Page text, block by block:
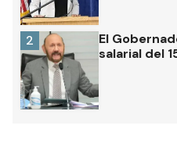
El
salarial del
2